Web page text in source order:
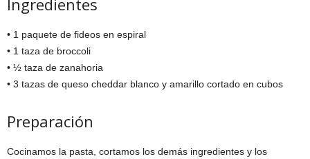
• 1 paquete de fideos en espiral
• 1 taza de broccoli
• ½ taza de zanahoria
• 3 tazas de queso cheddar blanco y amarillo cortado en cubos
Preparación
Cocinamos la pasta, cortamos los demás ingredientes y los